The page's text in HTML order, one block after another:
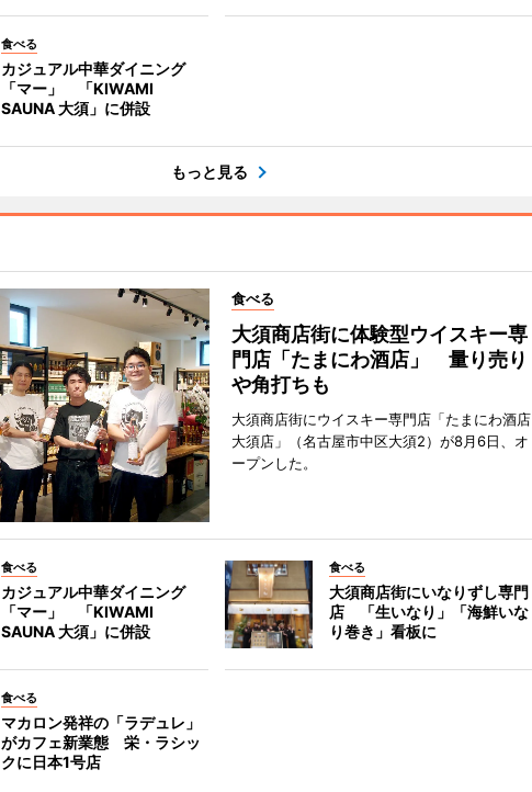
食べる
カジュアル中華ダイニング
「マー」 「KIWAMI
SAUNA 大須」に併設
もっと見る
食べる
大須商店街に体験型ウイスキー専
門店「たまにわ酒店」 量り売り
や角打ちも
大須商店街にウイスキー専門店「たまにわ酒店
大須店」（名古屋市中区大須2）が8月6日、オ
ープンした。
食べる
カジュアル中華ダイニング
「マー」 「KIWAMI
SAUNA 大須」に併設
食べる
大須商店街にいなりずし専門
店 「生いなり」「海鮮いな
り巻き」看板に
食べる
マカロン発祥の「ラデュレ」
がカフェ新業態 栄・ラシッ
クに日本1号店